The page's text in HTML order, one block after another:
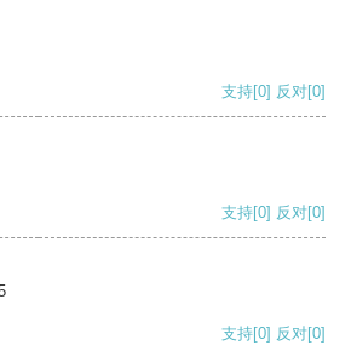
支持[0] 反对[0]
支持[0] 反对[0]
支持[0] 反对[0]